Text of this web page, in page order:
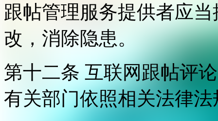
跟帖管理服务提供者应
改，消除隐患。
第十二条 互联网跟帖评
有关部门依照相关法律